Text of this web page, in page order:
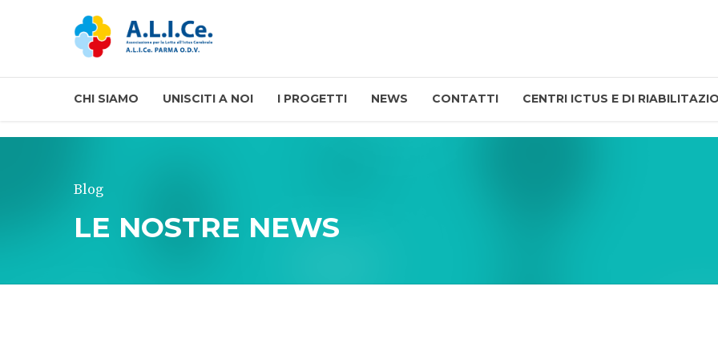
CHI SIAMO UNISCITI A NOI I PROGETTI NEWS CONTATTI CENTRI ICTUS E DI
Blog
LE NOSTRE NEWS